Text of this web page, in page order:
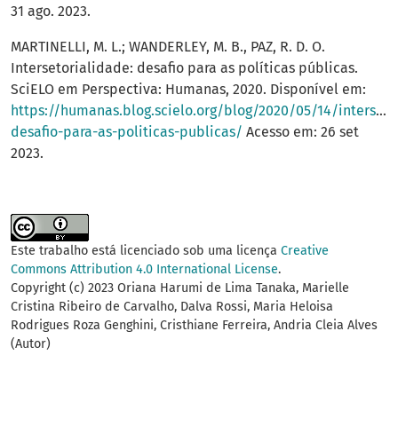
31 ago. 2023.
MARTINELLI, M. L.; WANDERLEY, M. B., PAZ, R. D. O.
Intersetorialidade: desafio para as políticas públicas.
SciELO em Perspectiva: Humanas, 2020. Disponível em:
https://humanas.blog.scielo.org/blog/2020/05/14/
desafio-para-as-politicas-publicas/ Acesso em: 26 set
2023.
Este trabalho está licenciado sob uma licença Creative
Commons Attribution 4.0 International License.
Copyright (c) 2023 Oriana Harumi de Lima Tanaka, Marielle
Cristina Ribeiro de Carvalho, Dalva Rossi, Maria Heloisa
Rodrigues Roza Genghini, Cristhiane Ferreira, Andria Cleia Alves
(Autor)